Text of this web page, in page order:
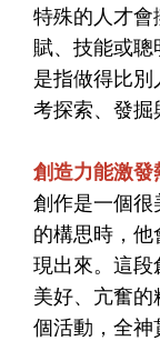
特殊的人才
賦、技能或
是指做得比
考探索、發掘
創造力能激
創作是一個
的構思時，
現出來。這段
美好、亢奮
個活動，全